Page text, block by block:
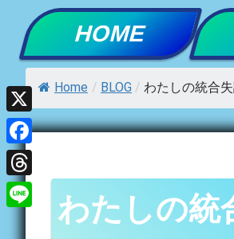
Skip
to
content
HOME
Home / BLOG / わたしの統合
わたしの
X
Facebook
Threads